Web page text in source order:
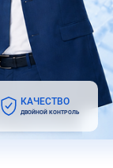
КАЧЕСТВО
ДВОЙНОЙ КОНТРОЛЬ